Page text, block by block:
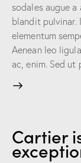
sodales augue
blandit pulvinar.
elementum
Aenean leo
ac, enim. Sed
Cartier